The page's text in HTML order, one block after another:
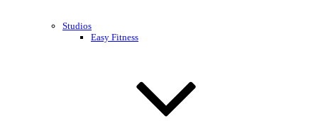
Studios
Easy Fitness